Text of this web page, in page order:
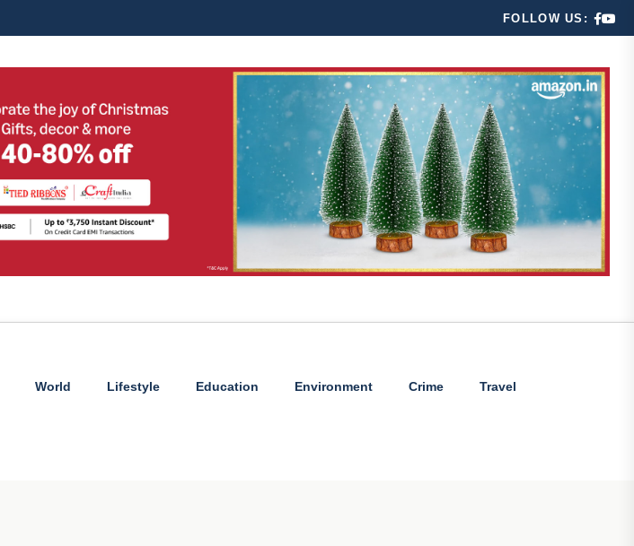
FOLLOW US:
World Lifestyle Education Environment Crime Travel